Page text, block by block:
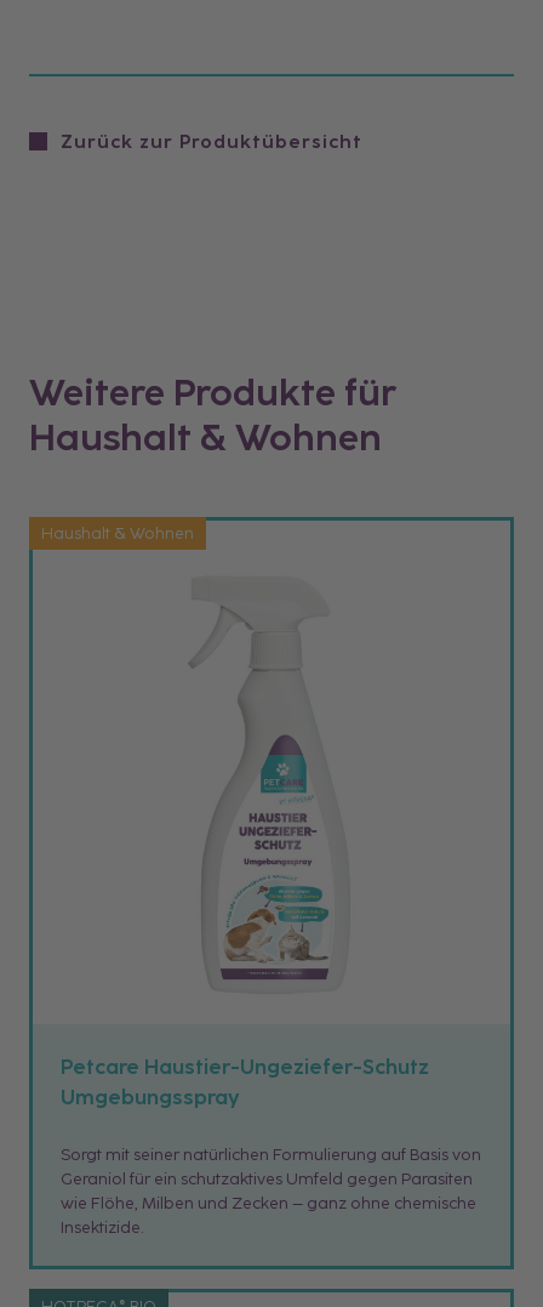
Zurück zur Produktübersicht
Weitere Produkte für
Haushalt & Wohnen
Haushalt & Wohnen
Petcare Haustier-Ungeziefer-Schutz
Umgebungsspray
Sorgt mit seiner natürlichen Formulierung auf Basis von
Geraniol für ein schutzaktives Umfeld gegen Parasiten
wie Flöhe, Milben und Zecken – ganz ohne chemische
Insektizide.